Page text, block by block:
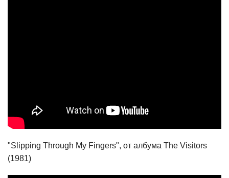
"Slipping Through My Fingers", от албума The Visitors
(1981)